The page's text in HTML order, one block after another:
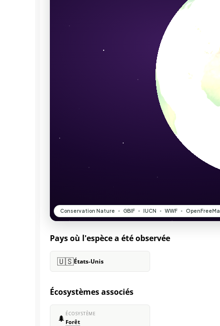
Pays où l'espèce a été observée
🇺🇸États-Unis
Écosystèmes associés
🌲 ÉCOSYSTÈME
Forêt